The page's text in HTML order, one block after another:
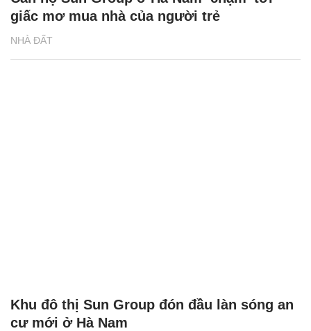
NHÀ ĐẤT
giấc mơ mua nhà của người trẻ
Khu đô thị Sun Group đón đầu làn sóng an
cư mới ở Hà Nam